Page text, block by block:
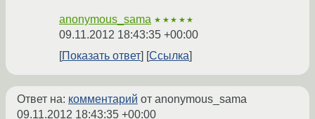
anonymous_sama ★★★★★
09.11.2012 18:43:35 +00:00
Показать ответ
Ссылка
Ответ на: комментарий от anonymous_sama
09.11.2012 18:43:35 +00:00